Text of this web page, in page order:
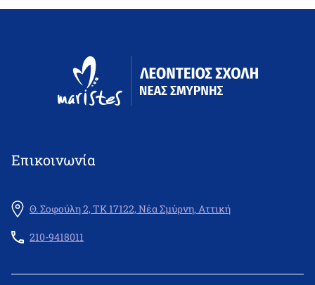
Επικοινωνία
Θ. Σοφούλη 2, ΤΚ 17122, Νέα Σμύρνη, Αττική
210-9418011